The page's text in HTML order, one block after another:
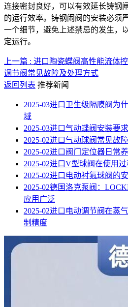
连接密封良好，可以有效延长铸钢
的运行效率。铸钢闹阀的安装必须
一个细节，避免上述禁忌的发生，
定运行。
上一篇 : 进口陶瓷蝶阀高性能流体
调节阀常见故障及处理方式
返回列表 推荐新闻
2025-03进口卫生级隔膜阀为
域
2025-03进口气动蝶阀安装要求
2025-02进口气动球阀常见故
2025-02进口阀门定位器日常
2025-02进口V型球阀在使用
2025-02进口电动衬氟球阀的
2025-02德国洛克泵阀：
应用广泛
2025-02进口电动调节阀在蒸
制精度